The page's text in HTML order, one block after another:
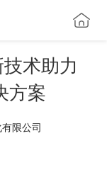
术助力
方案
限公司